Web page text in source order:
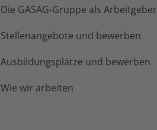
Die GASAG-Gruppe als Arbeitgeber
Stellenangebote und bewerben
Ausbildungsplätze und bewerben
Wie wir arbeiten